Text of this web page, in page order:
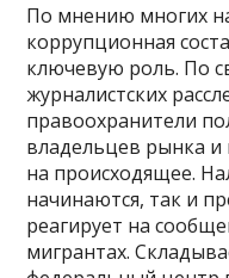
По мнению многих
коррупционная
ключевую роль. По
журналистских
правоохранители
владельцев рынка и
на происходящее.
начинаются, так и
реагирует на
мигрантах.